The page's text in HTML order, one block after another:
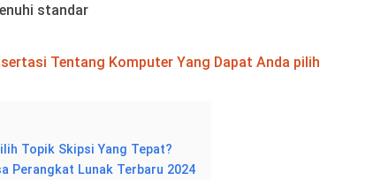
standar
Tentang Komputer Yang Dapat Anda pilih
Topik Skipsi Yang Tepat?
Perangkat Lunak Terbaru 2024